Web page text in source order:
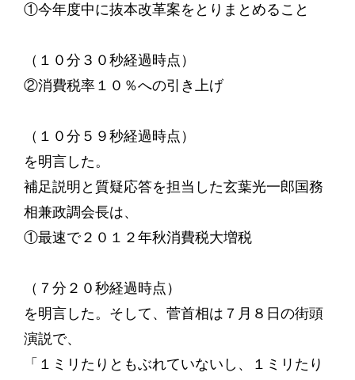
①今年度中に抜本改革案をとりまとめること
（１０分３０秒経過時点）
②消費税率１０％への引き上げ
（１０分５９秒経過時点）
を明言した。
補足説明と質疑応答を担当した玄葉光一郎国務
相兼政調会長は、
①最速で２０１２年秋消費税大増税
（７分２０秒経過時点）
を明言した。そして、菅首相は７月８日の街頭
演説で、
「１ミリたりともぶれていないし、１ミリたり